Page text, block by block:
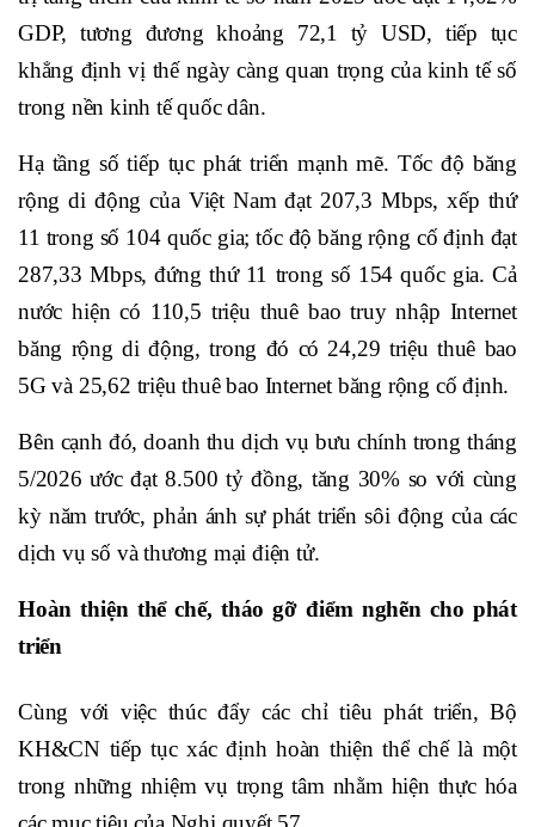
GDP, tương đương khoảng 72,1 tỷ USD, tiếp tục
khẳng định vị thế ngày càng quan trọng của kinh tế số
trong nền kinh tế quốc dân.
Hạ tầng số tiếp tục phát triển mạnh mẽ. Tốc độ băng
rộng di động của Việt Nam đạt 207,3 Mbps, xếp thứ
11 trong số 104 quốc gia; tốc độ băng rộng cố định đạt
287,33 Mbps, đứng thứ 11 trong số 154 quốc gia. Cả
nước hiện có 110,5 triệu thuê bao truy nhập Internet
băng rộng di động, trong đó có 24,29 triệu thuê bao
5G và 25,62 triệu thuê bao Internet băng rộng cố định.
Bên cạnh đó, doanh thu dịch vụ bưu chính trong tháng
5/2026 ước đạt 8.500 tỷ đồng, tăng 30% so với cùng
kỳ năm trước, phản ánh sự phát triển sôi động của các
dịch vụ số và thương mại điện tử.
Hoàn thiện thể chế, tháo gỡ điểm nghẽn cho phát
triển
Cùng với việc thúc đẩy các chỉ tiêu phát triển, Bộ
KH&CN tiếp tục xác định hoàn thiện thể chế là một
trong những nhiệm vụ trọng tâm nhằm hiện thực hóa